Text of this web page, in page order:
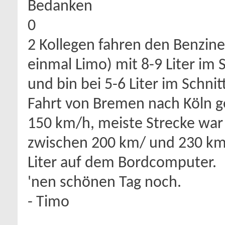
Bedanken
0
2 Kollegen fahren den
einmal Limo) mit 8-9 Liter im
und bin bei 5-6 Liter im
Fahrt von Bremen nach Köln
150 km/h, meiste Strecke
zwischen 200 km/ und 230
Liter auf dem Bordcomputer.
'nen schönen Tag noch.
- Timo